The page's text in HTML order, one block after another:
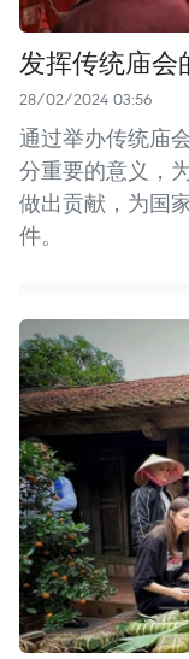
发挥传统庙会
28/02/2024 03:56
通过举办传统庙
分重要的意义，
做出贡献，为国
件。